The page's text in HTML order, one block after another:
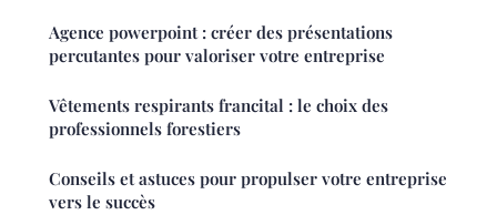
Agence powerpoint : créer des présentations
percutantes pour valoriser votre entreprise
Vêtements respirants francital : le choix des
professionnels forestiers
Conseils et astuces pour propulser votre entreprise
vers le succès